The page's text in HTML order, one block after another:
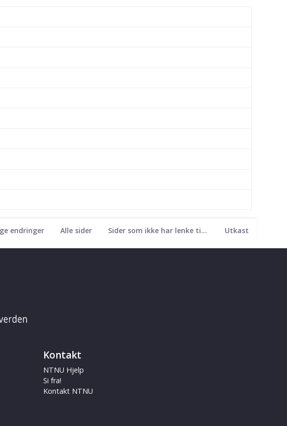
endringer Alle sider Sider som ikke har lenke til seg Utkast
Kontakt
NTNU Hjelp
Si fra!
Kontakt NTNU